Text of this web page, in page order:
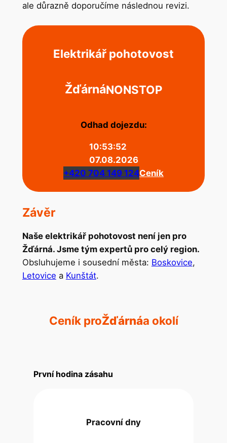
ale důrazně doporučíme následnou revizi.
Elektrikář pohotovost
ŽďárnáNONSTOP
Odhad dojezdu:
10:53:52
07.08.2026
+420 704 149 124Ceník
Závěr
Naše elektrikář pohotovost není jen pro
Žďárná. Jsme tým expertů pro celý region.
Obsluhujeme i sousední města: Boskovice,
Letovice a Kunštát.
Ceník proŽďárnáa okolí
První hodina zásahu
Pracovní dny